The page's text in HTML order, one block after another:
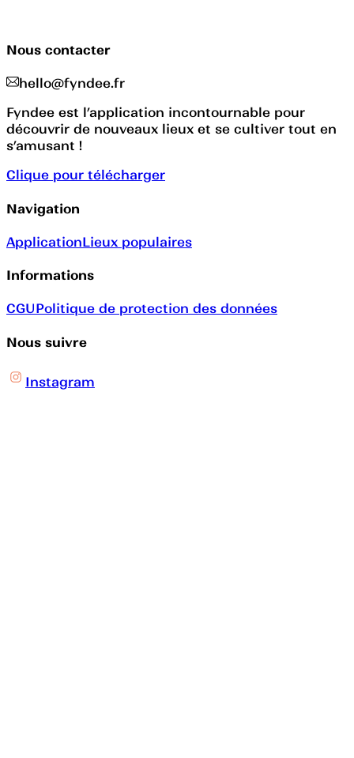
Nous contacter
hello@fyndee.fr
Fyndee est l’application incontournable pour
découvrir de nouveaux lieux et se cultiver tout en
s’amusant !
Clique pour télécharger
Navigation
ApplicationLieux populaires
Informations
CGUPolitique de protection des données
Nous suivre
Instagram